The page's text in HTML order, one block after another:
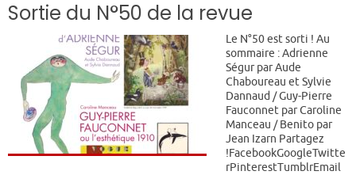
Sortie du N°50 de la revue
Le N°50 est sorti ! Au
sommaire : Adrienne
Ségur par Aude
Chaboureau et Sylvie
Dannaud / Guy-Pierre
Fauconnet par Caroline
Manceau / Benito par
Jean Izarn Partagez
!FacebookGoogleTwitte
rPinterestTumblrEmail